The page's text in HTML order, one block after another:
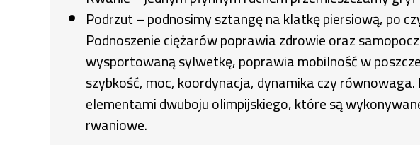
Podrzut – podnosimy sztangę na klatkę piersiową, po
Podnoszenie ciężarów poprawia zdrowie oraz
wysportowaną sylwetkę, poprawia mobilność w
szybkość, moc, koordynacja, dynamika czy
elementami dwuboju olimpijskiego, które są
rwaniowe.